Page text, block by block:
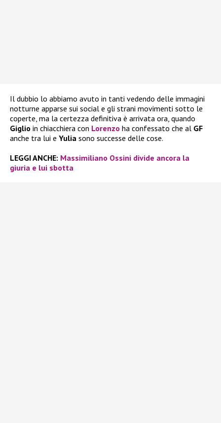
Il dubbio lo abbiamo avuto in tanti vedendo delle immagini
notturne apparse sui social e gli strani movimenti sotto le
coperte, ma la certezza definitiva è arrivata ora, quando
Giglio in chiacchiera con Lorenzo ha confessato che al GF
anche tra lui e Yulia sono successe delle cose.
LEGGI ANCHE: Massimiliano Ossini divide ancora la
giuria e lui sbotta